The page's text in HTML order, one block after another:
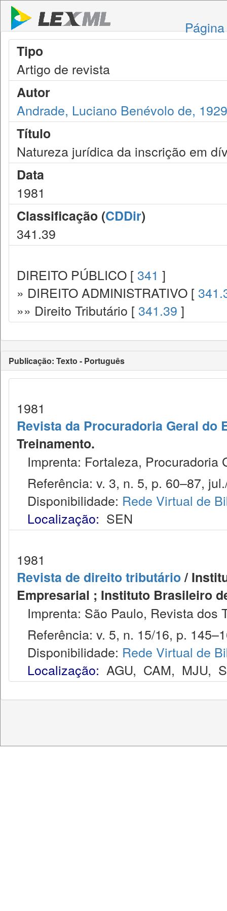
Tipo
Artigo de revista
Autor
Andrade, Luciano Benévolo de, 1929
Título
Natureza jurídica da inscrição em
Data
1981
Classificação (CDDir)
341.39
DIREITO PÚBLICO [ 341 ]
» DIREITO ADMINISTRATIVO [
»» Direito Tributário [ 341.39 ]
Publicação: Texto - Português
1981
Revista da Procuradoria Geral do
Treinamento.
Imprenta: Fortaleza, Procuradoria
Referência: v. 3, n. 5, p. 60–87,
Disponibilidade: Rede Virtual de
Localização: SEN
1981
Revista de direito tributário/
Empresarial ; Instituto Brasileiro
Imprenta: São Paulo, Revista dos
Referência: v. 5, n. 15/16, p.
Disponibilidade: Rede Virtual de
Localização: AGU, CAM, MJU,